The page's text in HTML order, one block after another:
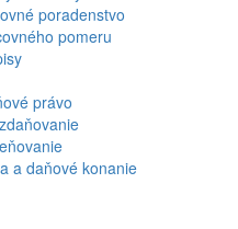
poradenstvo
pomeru
právo
a daňové konanie